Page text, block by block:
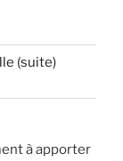
(suite)
à apporter